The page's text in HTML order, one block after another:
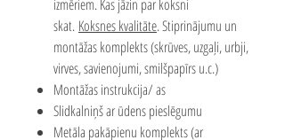
izmēriem. Kas jāzin par koksni
skat. Koksnes kvalitāte.Stiprinājumu un
montāžas komplekts (skrūves, uzgaļi, urbji,
virves, savienojumi, smilšpapīrs u.c.)
Montāžas instrukcija/ as
Slidkalniņš ar ūdens pieslēgumu
Metāla pakāpienu komplekts (ar